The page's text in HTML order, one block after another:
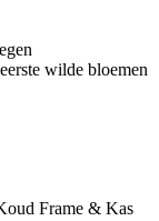
wilde bloemen
Frame & Kas